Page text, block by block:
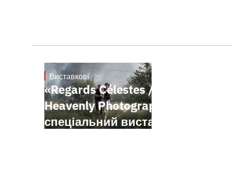
Виставкові
«Regards Célestes /
Heavenly Photographers»
спеціальний виставковий